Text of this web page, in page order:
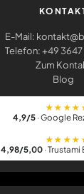
E-Mail:
Telefon: +49
Zum
Blog
4,9/5· Google
4,98/5,00·